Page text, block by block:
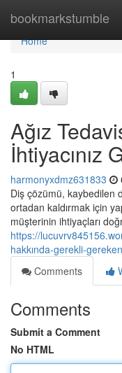
bookmarkstumble
Home
Home
1
Ağız
İhtiyacınız
harmonyxdmz631833
Diş çözümü, kaybedilen
ortadan kaldırmak için
müşterinin ihtiyaçları
https://
hakkında-gerekli-
Comments
Comments
Submit a Comment
No HTML